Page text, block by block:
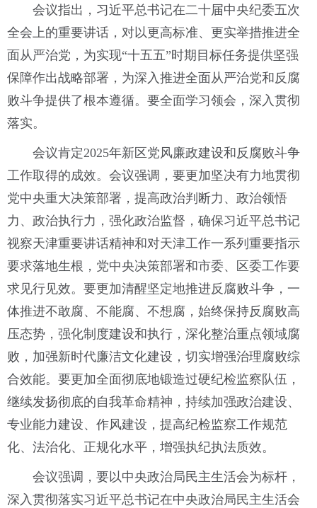
会议指出，习近平总书记在二十届中央纪委五次
全会上的重要讲话，对以更高标准、更实举措推进全
面从严治党，为实现“十五五”时期目标任务提供坚强
保障作出战略部署，为深入推进全面从严治党和反腐
败斗争提供了根本遵循。要全面学习领会，深入贯彻
落实。
会议肯定2025年新区党风廉政建设和反腐败斗争
工作取得的成效。会议强调，要更加坚决有力地贯彻
党中央重大决策部署，提高政治判断力、政治领悟
力、政治执行力，强化政治监督，确保习近平总书记
视察天津重要讲话精神和对天津工作一系列重要指示
要求落地生根，党中央决策部署和市委、区委工作要
求见行见效。要更加清醒坚定地推进反腐败斗争，一
体推进不敢腐、不能腐、不想腐，始终保持反腐败高
压态势，强化制度建设和执行，深化整治重点领域腐
败，加强新时代廉洁文化建设，切实增强治理腐败综
合效能。要更加全面彻底地锻造过硬纪检监察队伍，
继续发扬彻底的自我革命精神，持续加强政治建设、
专业能力建设、作风建设，提高纪检监察工作规范
化、法治化、正规化水平，增强执纪执法质效。
会议强调，要以中央政治局民主生活会为标杆，
深入贯彻落实习近平总书记在中央政治局民主生活会